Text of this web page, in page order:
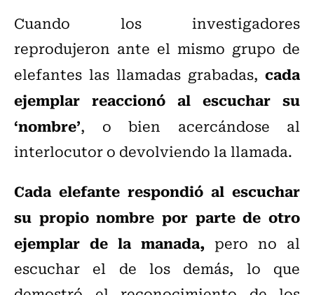
Cuando los investigadores
reprodujeron ante el mismo grupo de
elefantes las llamadas grabadas, cada
ejemplar reaccionó al escuchar su
‘nombre’, o bien acercándose al
interlocutor o devolviendo la llamada.
Cada elefante respondió al escuchar
su propio nombre por parte de otro
ejemplar de la manada, pero no al
escuchar el de los demás, lo que